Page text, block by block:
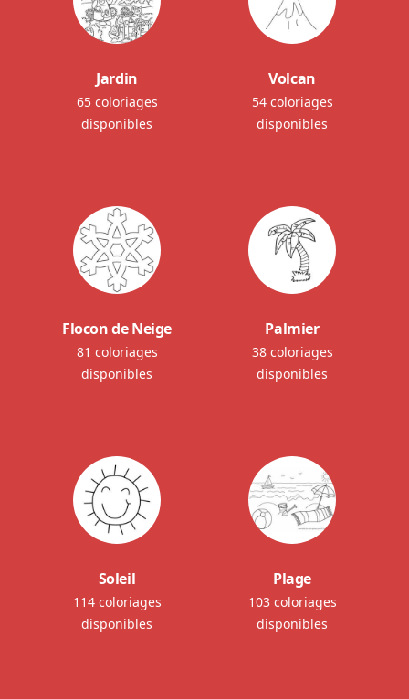
Jardin
65 coloriages
disponibles
Volcan
54 coloriages
disponibles
Flocon de Neige
81 coloriages
disponibles
Palmier
38 coloriages
disponibles
Soleil
114 coloriages
disponibles
Plage
103 coloriages
disponibles